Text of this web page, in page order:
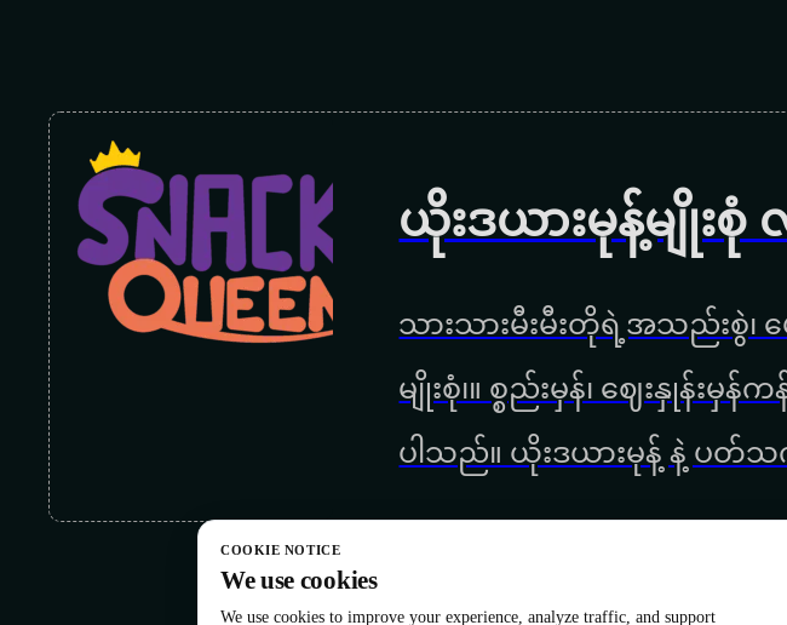
ယိုးဒယားမုန့်မျို
သားသားမီးမီးတိုရဲ့အသည်းစွဲ၊ မ
မျိုးစုံ၊။ စ္စည်းမှန်၊ ‌ဈေးနှုန်း
ပါသည်။ ယိုးဒယားမုန့် နဲ့ ပတ်
COOKIE NOTICE
We use cookies
We use cookies to improve your experience, analyze traffic, and support